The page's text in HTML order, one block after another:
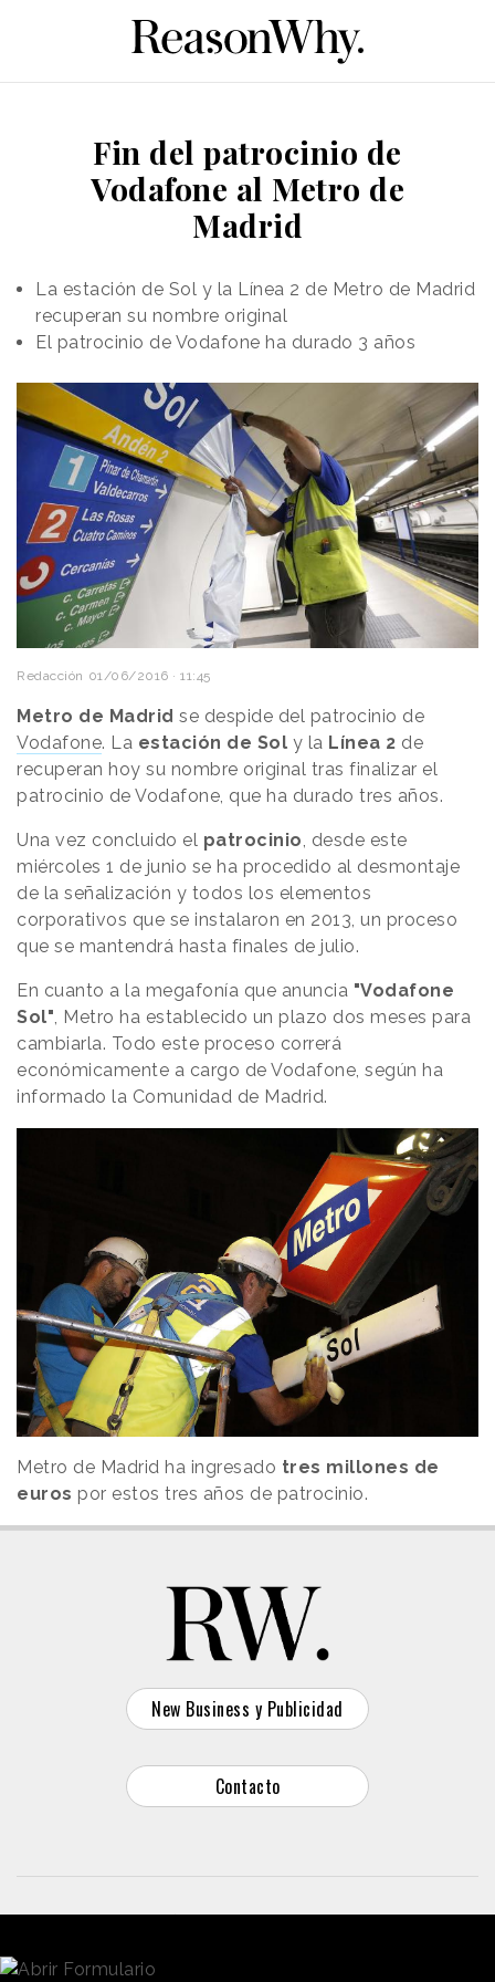
Fin del patrocinio de
Vodafone al Metro de
Madrid
La estación de Sol y la Línea 2 de Metro de Madrid
recuperan su nombre original
El patrocinio de Vodafone ha durado 3 años
Redacción 01/06/2016 · 11:45
Metro de Madrid se despide del patrocinio de
Vodafone. La estación de Sol y la Línea 2 de
recuperan hoy su nombre original tras finalizar el
patrocinio de Vodafone, que ha durado tres años.
Una vez concluido el patrocinio, desde este
miércoles 1 de junio se ha procedido al desmontaje
de la señalización y todos los elementos
corporativos que se instalaron en 2013, un proceso
que se mantendrá hasta finales de julio.
En cuanto a la megafonía que anuncia "Vodafone
Sol", Metro ha establecido un plazo dos meses para
cambiarla. Todo este proceso correrá
económicamente a cargo de Vodafone, según ha
informado la Comunidad de Madrid.
Metro de Madrid ha ingresado tres millones de
euros por estos tres años de patrocinio.
New Business y Publicidad
Contacto
© 2026 Reason Why
Dirección: Calle Antonio Pirala 29. Madrid, 28017